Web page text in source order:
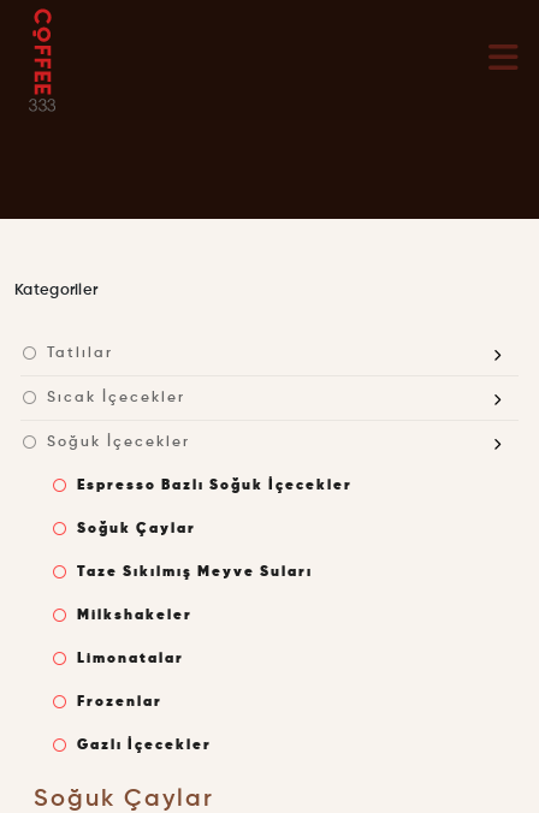
Soğuk Çaylar
Kategoriler
Tatlılar
Sıcak İçecekler
Soğuk İçecekler
Espresso Bazlı Soğuk İçecekler
Soğuk Çaylar
Taze Sıkılmış Meyve Suları
Milkshakeler
Limonatalar
Frozenlar
Gazlı İçecekler